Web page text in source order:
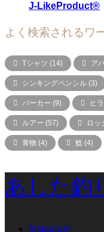
J-LikeProduct®
よく検索されるワ
Tシャツ (14) ア
シンキングペンシル (3)
パーカー (9) ヒ
ルアー (57) ロッ
青物 (4) 鯰 (4)
あした釣
Instagram